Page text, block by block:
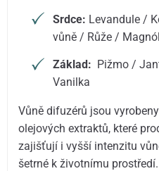
Srdce: Levandule /
vůně / Růže /
Základ: Pižmo /
Vanilka
Vůně difuzérů jsou
olejových extraktů, které
zajišťují i vyšší intenzitu
šetrné k životnímu